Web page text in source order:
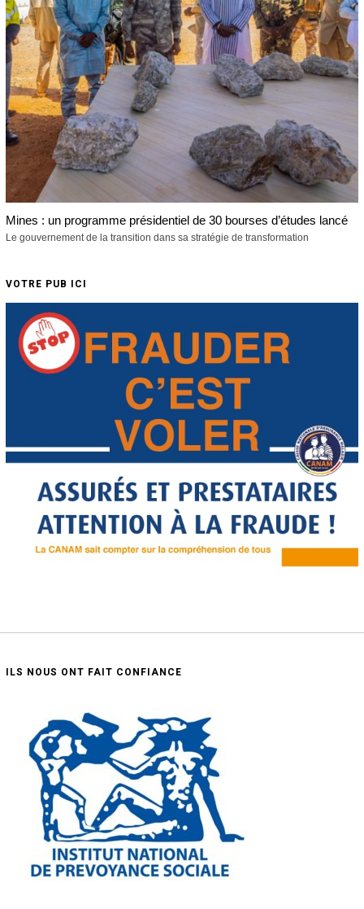
Mines : un programme présidentiel de 30 bourses d’études lancé
Le gouvernement de la transition dans sa stratégie de transformation
VOTRE PUB ICI
ILS NOUS ONT FAIT CONFIANCE